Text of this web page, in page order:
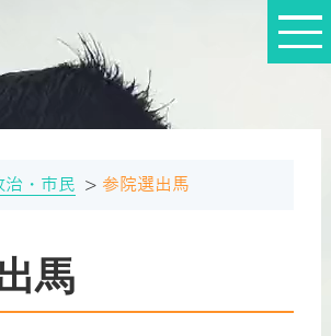
治・市民 参院選出馬
馬